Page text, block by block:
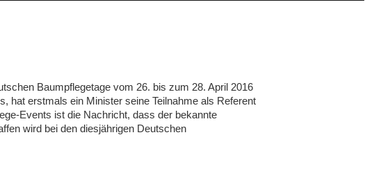
Baumpflegetage vom 26. bis zum 28. April 2016
hat erstmals ein Minister seine Teilnahme als Referent
Events ist die Nachricht, dass der bekannte
wird bei den diesjährigen Deutschen